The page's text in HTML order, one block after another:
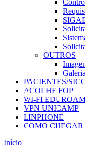
OUTROS
PACIENTES/
ACOLHE FOP
WI-FI EDUROAM
VPN UNICAMP
LINPHONE
COMO CHEGAR
Início